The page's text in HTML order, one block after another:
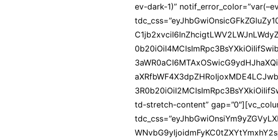
ev-dark-1)”
td-stretch-content”